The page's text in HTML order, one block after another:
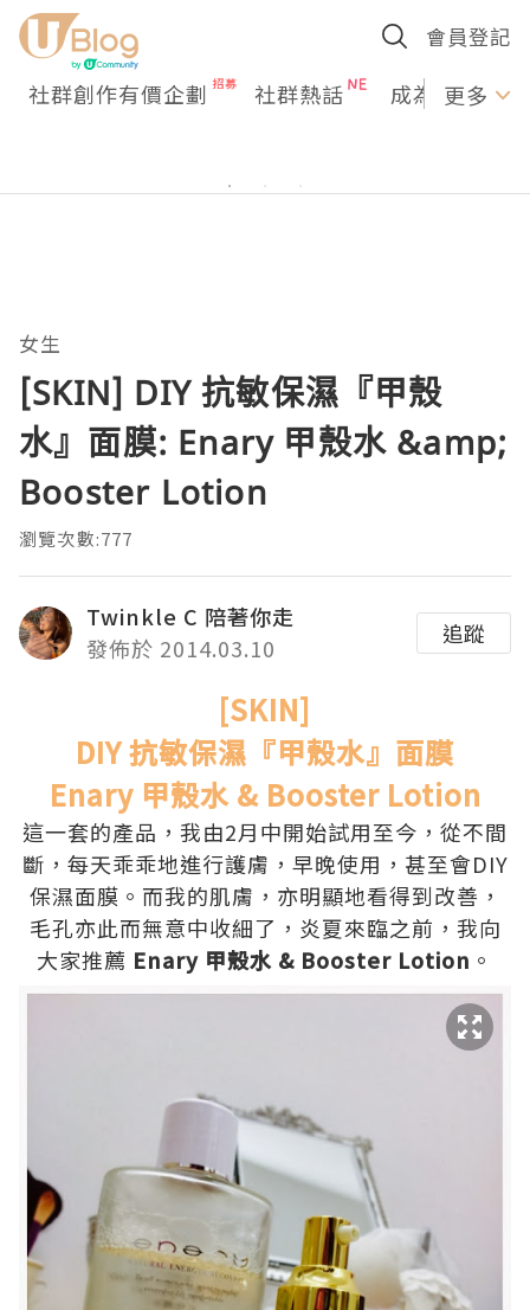
會員登記
社群創作有價企劃 社群熱話 成為U更多
女生
[SKIN] DIY 抗敏保濕『甲殼
水』面膜: Enary 甲殼水 &amp;
Booster Lotion
瀏覽次數:777
Twinkle C 陪著你走
發佈於 2014.03.10
追蹤
[SKIN]
DIY 抗敏保濕『甲殼水』面膜
Enary 甲殼水 & Booster Lotion
這一套的產品，我由2月中開始試用至今，從不間
斷，每天乖乖地進行護膚，早晚使用，甚至會DIY
保濕面膜。而我的肌膚，亦明顯地看得到改善，
毛孔亦此而無意中收細了，炎夏來臨之前，我向
大家推薦 Enary 甲殼水 & Booster Lotion 。